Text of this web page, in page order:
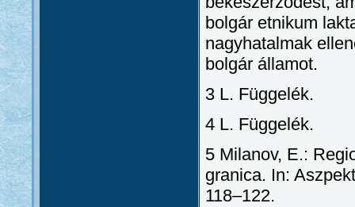
bolgár etnikum
nagyhatalmak
bolgár államot.
3 L. Függelék.
4 L. Függelék.
5 Milanov, E.:
granica. In:
118–122.